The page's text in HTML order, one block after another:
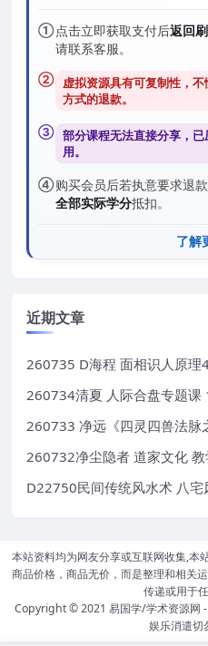
①点击立即获取支付后返回
请联系客服。
② 虚拟资源具有可复制性，
方式的退款。
③ 部分课程无法直接分享，
用。
④购买会员后若执意要求退
全部实际学分抵扣。
了解
近期文章
260735 D海程 面相识人原理
260734清夏 人际合盘专题课
260733 净远《四灵四兽法脉
260732净尘隐者 道家文化 教
D22750民间传统风水术 八
本站资料均为网友分享或互联网收集,本
商品价格，商品无价，而是整理和相关
传递或用于
Copyright © 2021 易国学/学术资源网
娱乐消遣切